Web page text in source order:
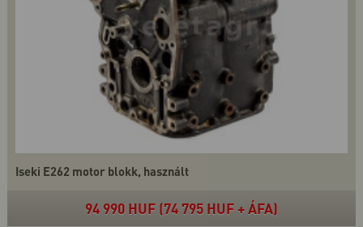
Iseki E262 motor blokk, használt
94 990 HUF (74 795 HUF + ÁFA)